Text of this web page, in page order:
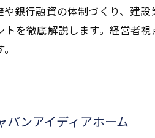
銀行融資の体制づくり、建
を徹底解説します。経営者
パンアイディアホーム